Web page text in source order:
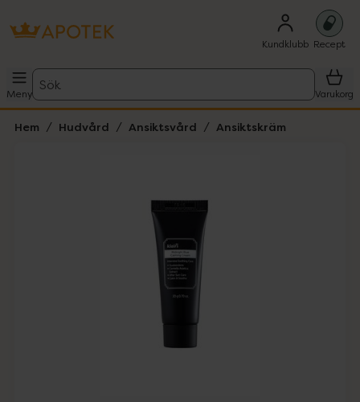
Kundklubb Recept
Meny
Sök
Varukorg
Hem Hudvård Ansiktsvård Ansiktskräm